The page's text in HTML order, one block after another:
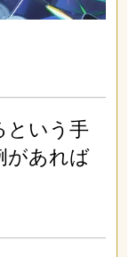
という手
があれば